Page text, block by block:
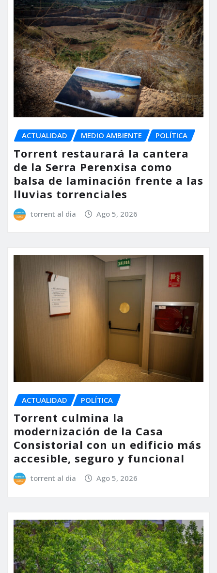
ACTUALIDAD MEDIO AMBIENTE POLÍTICA
Torrent restaurará la cantera
de la Serra Perenxisa como
balsa de laminación frente a las
lluvias torrenciales
torrent al dia Ago 5, 2026
ACTUALIDAD POLÍTICA
Torrent culmina la
modernización de la Casa
Consistorial con un edificio más
accesible, seguro y funcional
torrent al dia Ago 5, 2026